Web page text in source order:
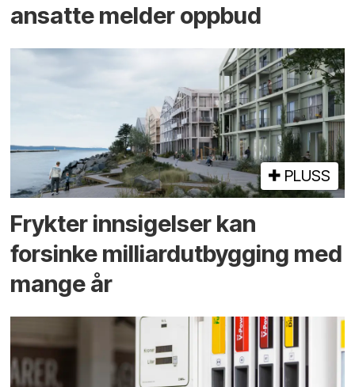
ansatte melder oppbud
PLUSS
Frykter innsigelser kan
forsinke milliard­utbygging med
mange år